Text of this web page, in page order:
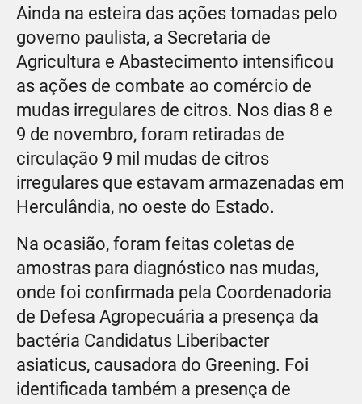
Ainda na esteira das ações tomadas pelo
governo paulista, a Secretaria de
Agricultura e Abastecimento intensificou
as ações de combate ao comércio de
mudas irregulares de citros. Nos dias 8 e
9 de novembro, foram retiradas de
circulação 9 mil mudas de citros
irregulares que estavam armazenadas em
Herculândia, no oeste do Estado.
Na ocasião, foram feitas coletas de
amostras para diagnóstico nas mudas,
onde foi confirmada pela Coordenadoria
de Defesa Agropecuária a presença da
bactéria Candidatus Liberibacter
asiaticus, causadora do Greening. Foi
identificada também a presença de